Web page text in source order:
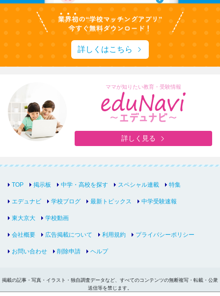
詳しくはこちら
ママが知りたい教育・受験情報
詳しく見る
TOP 掲示板 中学・高校を探す スペシャル連載 特集
エデュナビ 学校ブログ 最新トピックス 中学受験速報
東大京大 学校動画
会社概要 広告掲載について 利用規約 プライバシーポリシー
お問い合わせ 削除申請 ヘルプ
掲載の記事・写真・イラスト・独自調査データなど、すべてのコンテンツの無断複写・転載・公衆
送信等を禁じます。